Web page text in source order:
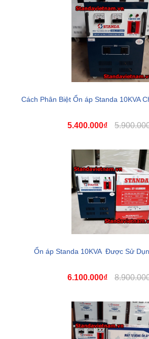
Cách Phân Biệt Ổn áp Standa 10KVA
5.400.000₫
Ổn áp Standa 10KVA Được Sử
6.100.000₫